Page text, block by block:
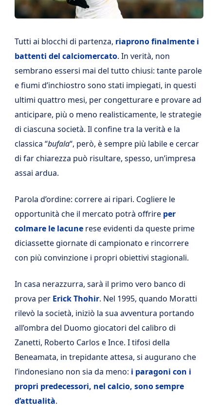
Tutti ai blocchi di partenza, riaprono finalmente i
battenti del calciomercato. In verità, non
sembrano essersi mai del tutto chiusi: tante parole
e fiumi d’inchiostro sono stati impiegati, in questi
ultimi quattro mesi, per congetturare e provare ad
anticipare, più o meno realisticamente, le strategie
di ciascuna società. Il confine tra la verità e la
classica “bufala“, però, è sempre più labile e cercar
di far chiarezza può risultare, spesso, un’impresa
assai ardua.
Parola d’ordine: correre ai ripari. Cogliere le
opportunità che il mercato potrà offrire per
colmare le lacune rese evidenti da queste prime
diciassette giornate di campionato e rincorrere
con più convinzione i propri obiettivi stagionali.
In casa nerazzurra, sarà il primo vero banco di
prova per Erick Thohir. Nel 1995, quando Moratti
rilevò la società, iniziò la sua avventura portando
all’ombra del Duomo giocatori del calibro di
Zanetti, Roberto Carlos e Ince. I tifosi della
Beneamata, in trepidante attesa, si augurano che
l’indonesiano non sia da meno: i paragoni con i
propri predecessori, nel calcio, sono sempre
d’attualità.